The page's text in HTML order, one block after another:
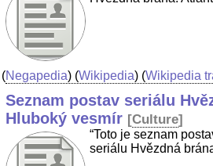
(Negapedia) (Wikipedia) (Wikipedia
Seznam postav seriálu
Hluboký vesmír [Culture]
“Toto je seznam
seriálu Hvězdná